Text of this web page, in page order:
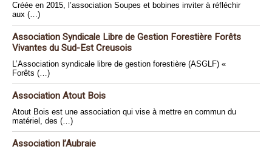
Créée en 2015, l’association Soupes et bobines inviter à réfléchir
aux (…)
Association Syndicale Libre de Gestion Forestière Forêts
Vivantes du Sud-Est Creusois
L’Association syndicale libre de gestion forestière (ASGLF) «
Forêts (…)
Association Atout Bois
Atout Bois est une association qui vise à mettre en commun du
matériel, des (…)
Association l’Aubraie